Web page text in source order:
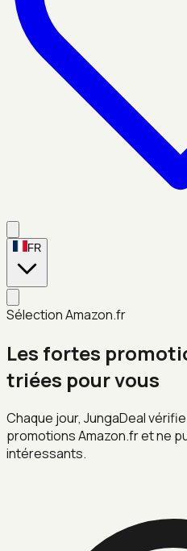
FR
Sélection Amazon.fr
Les fortes
triées pour vous
Chaque jour, JungaDeal
promotions Amazon.fr et ne
intéressants.